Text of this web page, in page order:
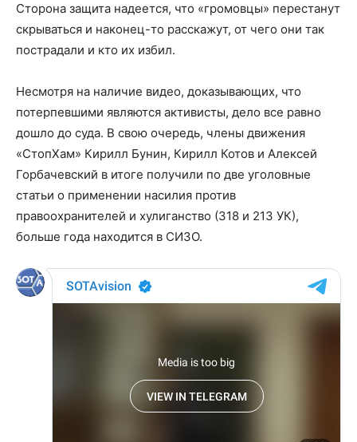
Сторона защита надеется, что «громовцы» перестанут
скрываться и наконец-то расскажут, от чего они так
пострадали и кто их избил.
Несмотря на наличие видео, доказывающих, что
потерпевшими являются активисты, дело все равно
дошло до суда. В свою очередь, члены движения
«СтопХам» Кирилл Бунин, Кирилл Котов и Алексей
Горбачевский в итоге получили по две уголовные
статьи о применении насилия против
правоохранителей и хулиганство (318 и 213 УК),
больше года находится в СИЗО.